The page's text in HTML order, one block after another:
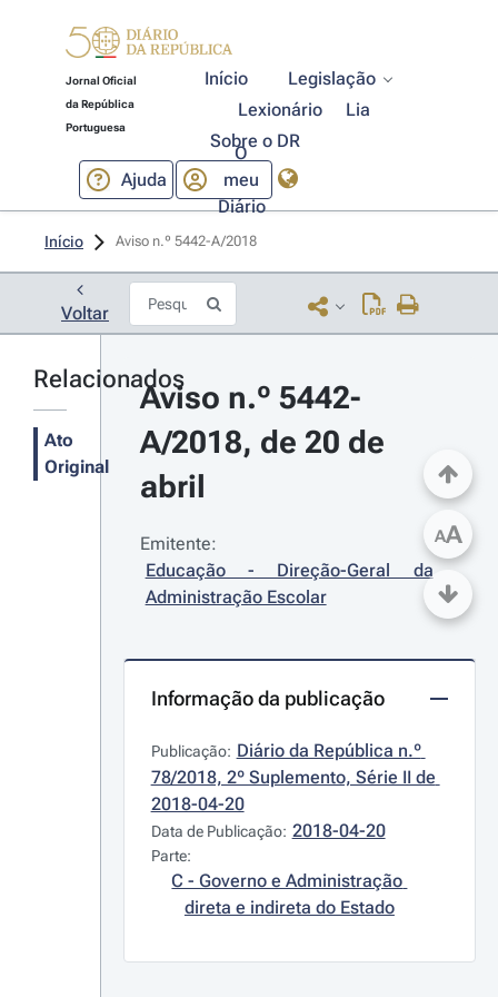
Jornal Oficial
da República
Portuguesa
Início
Legislação
Lexionário
Lia
Sobre o DR
Ajuda
O
meu
Diário
Início Aviso n.º 5442-A/2018
Voltar
Relacionados
Ato
Original
Aviso n.º 5442-
A/2018, de 20 de
abril
Emitente:
Educação - Direção-Geral da
Administração Escolar
Informação da publicação
Publicação: Diário da República n.º
78/2018, 2º Suplemento, Série II de
2018-04-20
Data de Publicação: 2018-04-20
Parte:
C - Governo e Administração
direta e indireta do Estado
AA